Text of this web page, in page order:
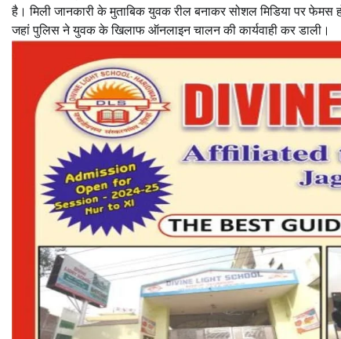
है। मिली जानकारी के मुताबिक युवक रील बनाकर सोशल मिडिया पर फेमस
जहां पुलिस ने युवक के खिलाफ ऑनलाइन चालन की कार्यवाही कर डाली।